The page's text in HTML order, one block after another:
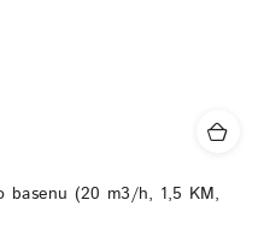
basenu (20 m3/h, 1,5 KM,